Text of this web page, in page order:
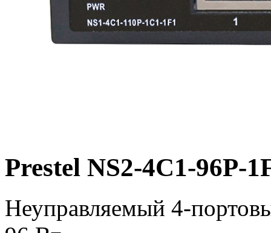
Prestel NS2-4C1-96P-
Неуправляемый 4-